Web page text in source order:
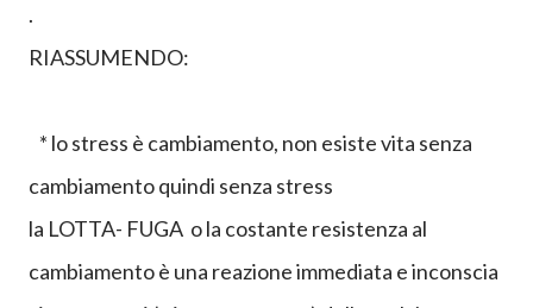
.
RIASSUMENDO:
* lo stress è cambiamento, non esiste vita senza
cambiamento quindi senza stress
la LOTTA- FUGA o la costante resistenza al
cambiamento è una reazione immediata e inconscia